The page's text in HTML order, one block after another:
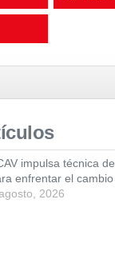
impulsa técnica
enfrentar el
2026